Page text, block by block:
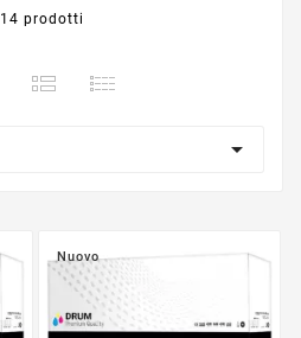
14 prodotti

Nuovo